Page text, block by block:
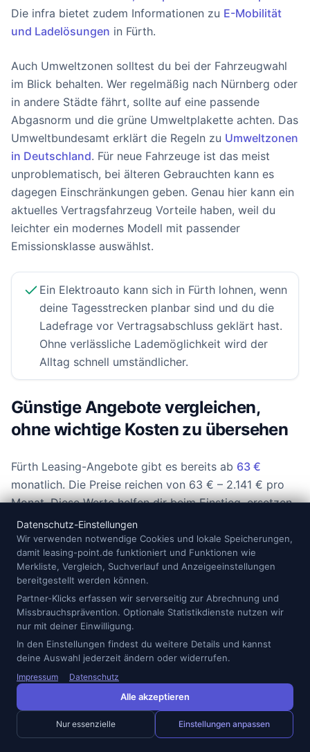
Die infra bietet zudem Informationen zu E-Mobilität
und Ladelösungen in Fürth.
Auch Umweltzonen solltest du bei der Fahrzeugwahl
im Blick behalten. Wer regelmäßig nach Nürnberg oder
in andere Städte fährt, sollte auf eine passende
Abgasnorm und die grüne Umweltplakette achten. Das
Umweltbundesamt erklärt die Regeln zu Umweltzonen
in Deutschland. Für neue Fahrzeuge ist das meist
unproblematisch, bei älteren Gebrauchten kann es
dagegen Einschränkungen geben. Genau hier kann ein
aktuelles Vertragsfahrzeug Vorteile haben, weil du
leichter ein modernes Modell mit passender
Emissionsklasse auswählst.
Ein Elektroauto kann sich in Fürth lohnen, wenn
deine Tagesstrecken planbar sind und du die
Ladefrage vor Vertragsabschluss geklärt hast.
Ohne verlässliche Lademöglichkeit wird der
Alltag schnell umständlicher.
Günstige Angebote vergleichen,
ohne wichtige Kosten zu übersehen
Fürth Leasing-Angebote gibt es bereits ab 63 €
monatlich. Die Preise reichen von 63 € – 2.141 € pro
Monat. Diese Werte helfen dir beim Einstieg, ersetzen
aber keinen genauen Vergleich. Achte auf
Sonderzahlungen, Bereitstellungskosten, Lieferzeit,
Reifenregelung, Wartungspaket, Versicherung, Steuer
und Selbstbeteiligung. Manche Angebote wirken auf
den ersten Blick günstiger, enthalten aber weniger
Leistungen oder setzen eine längere Bindung voraus.
Die meisten Angebote kommen vonLeasingMarkt.de
MeinAuto.deundcarwow . Vergleiche trotzdem nicht
nur Anbieter, sondern immer das Gesamtpaket. Ein
paar Euro mehr im Monat können sinnvoll sein, wenn
dafür Ausstattung, Laufzeit, Reifen oder Service
besser passen. Umgekehrt lohnt sich ein günstiger
Datenschutz-Einstellungen
Wir verwenden notwendige Cookies und lokale Speicherungen,
damit leasing-point.de funktioniert und Funktionen wie
Merkliste, Vergleich, Suchverlauf und Anzeigeeinstellungen
bereitgestellt werden können.
Partner-Klicks erfassen wir serverseitig zur Abrechnung und
Missbrauchsprävention. Optionale Statistikdienste nutzen wir
nur mit deiner Einwilligung.
In den Einstellungen findest du weitere Details und kannst
deine Auswahl jederzeit ändern oder widerrufen.
Impressum Datenschutz
Alle akzeptieren
Nur essenzielle Einstellungen anpassen